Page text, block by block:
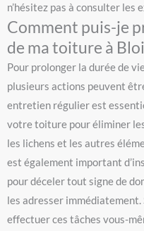
n’hésitez pas à consulter les
Comment puis-je
de ma toiture à
Pour prolonger la durée de
plusieurs actions peuvent
entretien régulier est
votre toiture pour éliminer
les lichens et les autres
est également important
pour déceler tout signe de
les adresser immédiatement.
effectuer ces tâches vous-